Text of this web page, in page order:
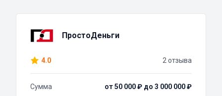
ПростоДеньги
4.0 2 отзыва
Сумма
от 50 000 ₽ до 3 000 000 ₽